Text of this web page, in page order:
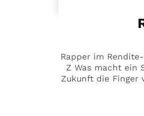
Rapper im
Z Was macht ein
Zukunft die Finger